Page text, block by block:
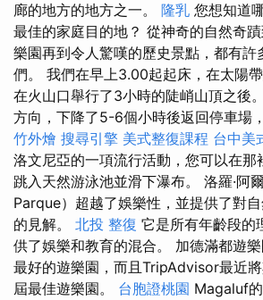
廊的地方的地方之一。 隆乳 您想知道
最佳的家庭目的地？ 從神奇的自然奇
樂園再到令人驚嘆的歷史景點，都有許
們。 我們在早上3.00起起床，在太陽
在火山口舉行了3小時的陡峭山頂之後
方向，下降了5-6個小時後返回停車場
竹外燴 搜尋引擎 美式整復課程 台中美
洛文尼亞的一項流行活動，您可以在那
跳入天然游泳池並滑下瀑布。 洛羅·阿
Parque）超越了娛樂性，並提供了對
的見解。 北投 整復 它是所有年齡段的
供了娛樂和教育的混合。 加德滿都遊
最好的遊樂園，而且TripAdvisor最近
屆最佳遊樂園。 台胞證桃園 Magaluf